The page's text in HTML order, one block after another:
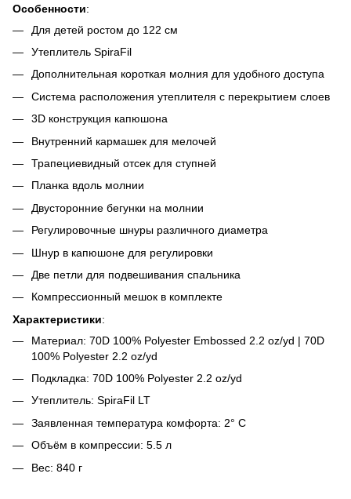
Особенности:
Для детей ростом до 122 см
Утеплитель SpiraFil
Дополнительная короткая молния для удобного доступа
Система расположения утеплителя с перекрытием слоев
3D конструкция капюшона
Внутренний кармашек для мелочей
Трапециевидный отсек для ступней
Планка вдоль молнии
Двусторонние бегунки на молнии
Регулировочные шнуры различного диаметра
Шнур в капюшоне для регулировки
Две петли для подвешивания спальника
Компрессионный мешок в комплекте
Характеристики:
Материал: 70D 100% Polyester Embossed 2.2 oz/yd | 70D
100% Polyester 2.2 oz/yd
Подкладка: 70D 100% Polyester 2.2 oz/yd
Утеплитель: SpiraFil LT
Заявленная температура комфорта: 2° C
Объём в компрессии: 5.5 л
Вес: 840 г